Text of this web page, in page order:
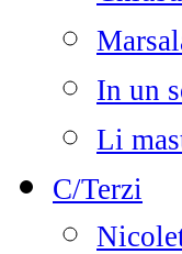
In un
Li
C/Terzi